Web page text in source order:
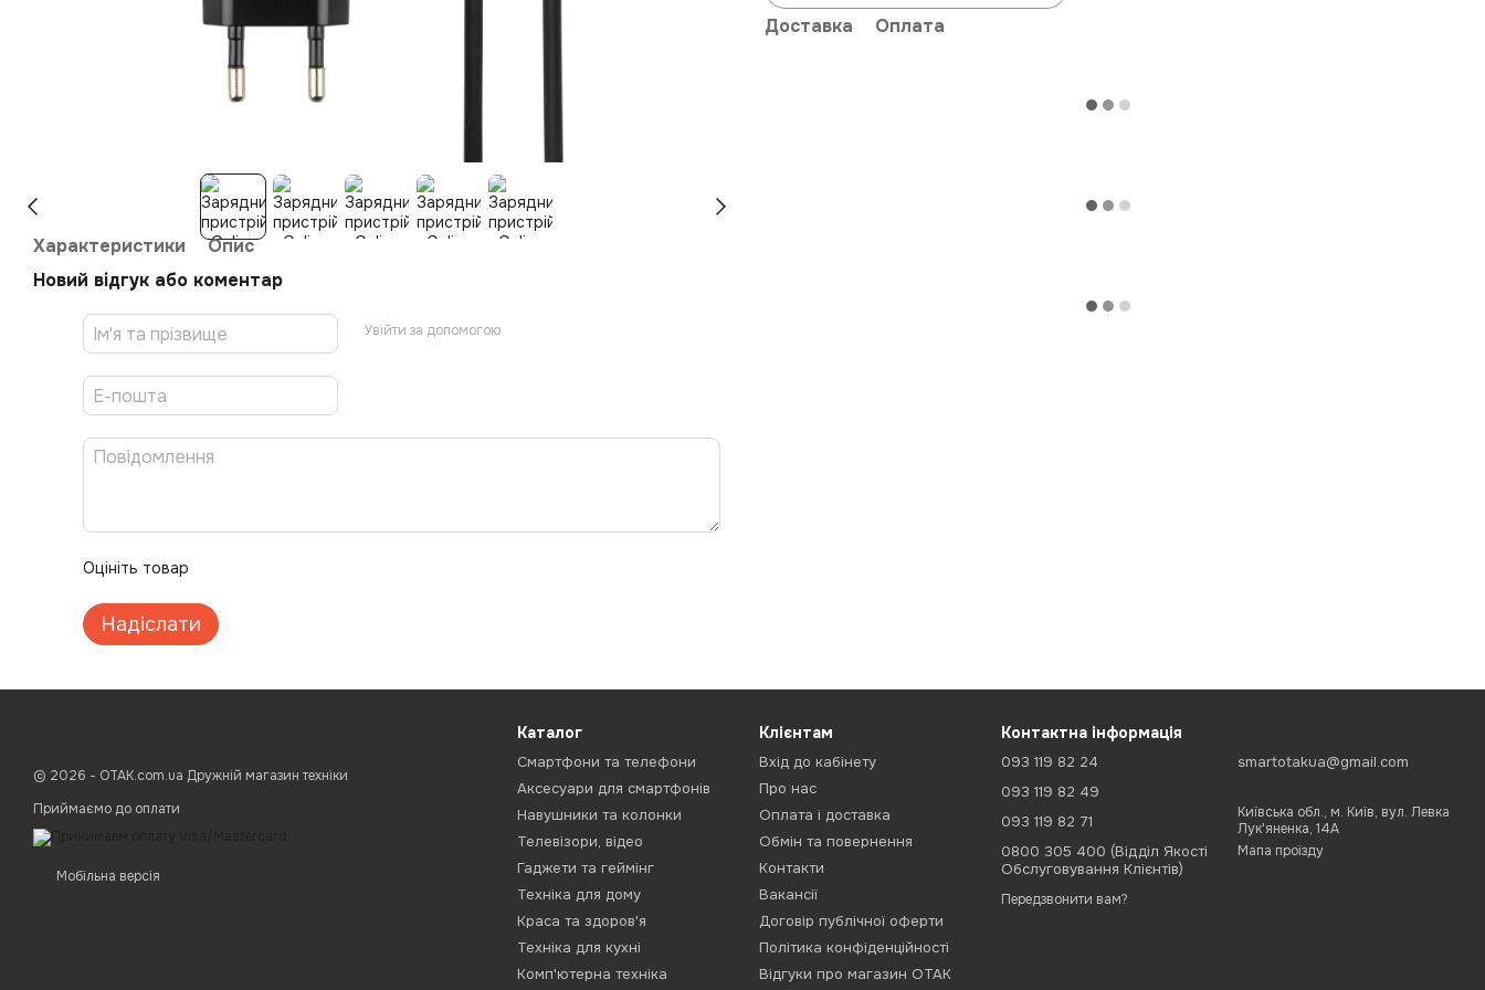
Характеристики
Опис
Новий відгук або коментар
Увійти за допомогою
Оцініть товар
Надіслати
Доставка Оплата
© 2026 - ОТАК.com.ua Дружній магазин техніки
Приймаємо до оплати
Мобільна версія
Каталог
Смартфони та телефони
Аксесуари для смартфонів
Навушники та колонки
Телевізори, відео
Гаджети та геймінг
Техніка для дому
Краса та здоров'я
Техніка для кухні
Комп'ютерна техніка
Клієнтам
Вхід до кабінету
Про нас
Оплата і доставка
Обмін та повернення
Контакти
Вакансії
Договір публічної оферти
Політика конфіденційності
Відгуки про магазин ОТАК
Контактна інформація
093 119 82 24
093 119 82 49
093 119 82 71
0800 305 400 (Відділ Якості
Обслуговування Клієнтів)
Передзвонити вам?
smartotakua@gmail.com
Київська обл., м. Київ, вул. Левка
Лук'яненка, 14А
Мапа проїзду